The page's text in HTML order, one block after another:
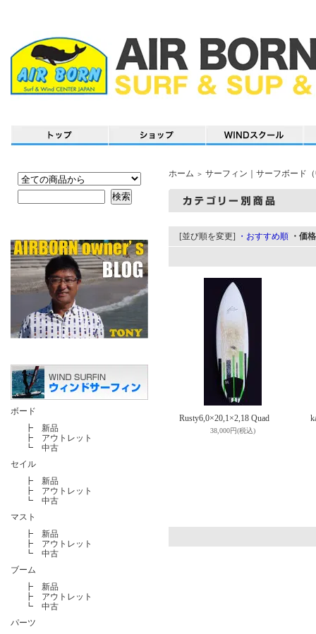
ボード
┣ 新品
┣ アウトレット
┗ 中古
セイル
┣ 新品
┣ アウトレット
┗ 中古
マスト
┣ 新品
┣ アウトレット
┗ 中古
ブーム
┣ 新品
┣ アウトレット
┗ 中古
パーツ
ホーム ＞ サーフィン｜サーフボード
[並び順を変更] ・おすすめ順 ・価
Rusty6,0×20,1×2,18 Quad
38,000円(税込)